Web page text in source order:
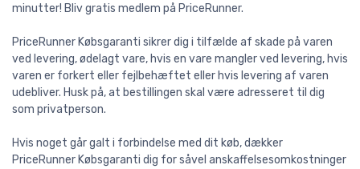
minutter! Bliv gratis medlem på PriceRunner.
PriceRunner Købsgaranti sikrer dig i tilfælde af skade på varen
ved levering, ødelagt vare, hvis en vare mangler ved levering, hvis
varen er forkert eller fejlbehæftet eller hvis levering af varen
udebliver. Husk på, at bestillingen skal være adresseret til dig
som privatperson.
Hvis noget går galt i forbindelse med dit køb, dækker
PriceRunner Købsgaranti dig for såvel anskaffelsesomkostninger